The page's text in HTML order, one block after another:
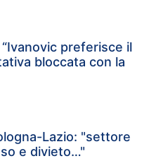
preferisce il
bloccata con la
Lazio: "settore
e divieto…"